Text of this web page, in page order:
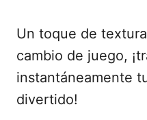
Un toque de
cambio de juego,
instantáneamente
divertido!